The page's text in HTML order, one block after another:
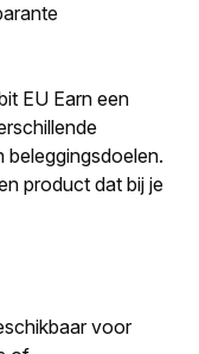
EU Earn een
beleggingsdoelen.
product dat bij je
voor